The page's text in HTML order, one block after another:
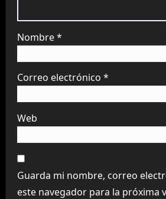
Nombre*
Correo electrónico *
Web
Guarda mi nombre, correo
este navegador para la próxima